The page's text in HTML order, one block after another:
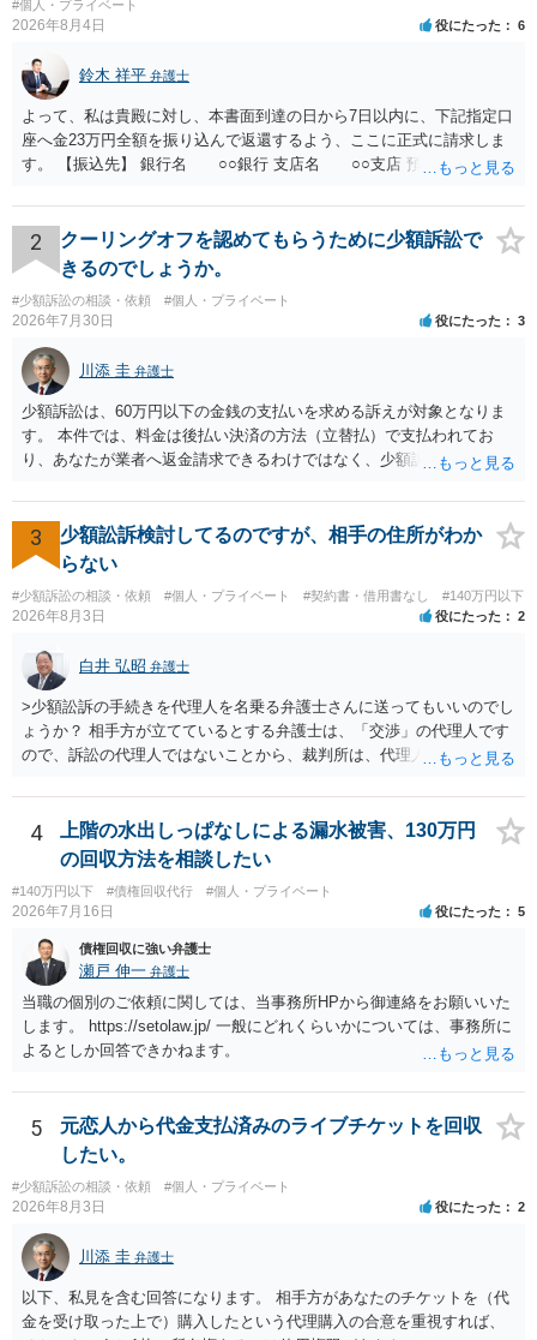
#個人・プライベート
2026年8月4日 役にたった 6
鈴木 祥平 弁護士
よって、私は貴殿に対し、本書面到達の日から7日以内に、下記指定口
座へ金23万円全額を振り込んで返還するよう、ここに正式に請求しま
す。 【振込先】 銀行名 ○○銀行 支店名 ○○支店 預金種別 普通
されない場合には、貴殿には任意に返金する意思がないものと判断
し、やむを得ず、返還金23万円及びこれに対する遅延損害金の支払い
を求める民事訴訟、支払督促その他必要な法的手続を直ちに講じま
す。 その際には、訴訟に要する費用その他法令上認められる金員につ
いても併せて請求する予定ですので、あらかじめ申し添えます。 本件
は、貴殿自らが契約を解約したことによって生じた返還義務の履行を
求めるものにすぎません。貴殿の仕入先との取引関係や返金時期など
の内部事情は、私に対する返還義務の発生や履行時期には何ら影響を
及ぼすものではありません。 これ以上、本件の解決を不必要に遅延さ
せることなく、誠意をもって速やかに返金手続を履行されるよう、強
く求めます。 以上
2
クーリングオフを認めてもらうために少額訴訟で
きるのでしょうか。
#少額訴訟の相談・依頼 #個人・プライベート
2026年7月30日 役にたった 3
川添 圭 弁護士
少額訴訟は、60万円以下の金銭の支払いを求める訴えが対象となりま
す。 本件では、料金は後払い決済の方法（立替払）で支払われてお
り、あなたが業者へ返金請求できるわけではなく、少額訴訟は使えな
在確認請求訴訟を提起することも考えられますが、まずは後払い決済
業者へ（原契約のクーリング・オフの証拠の写しとともに）支払拒絶
の通知書を送り、もし訴訟や支払督促を行ってきた場合には全面的に
争う、というやり方がベターではないかと思います。弁護士会の相談
センター等で、消費者問題に強い弁護士（消費者保護委員会に所属し
ているなど）へ相談されることをお勧めします。
3
少額訟訴検討してるのですが、相手の住所がわか
らない
#少額訴訟の相談・依頼 #個人・プライベート #契約書・借用書なし #140万円以下
2026年8月3日 役にたった 2
白井 弘昭 弁護士
>少額訟訴の手続きを代理人を名乗る弁護士さんに送ってもいいのでし
ょうか？ 相手方が立てているとする弁護士は、「交渉」の代理人です
ので、訴訟の代理人ではないことから、裁判所は、代理人宛ての訴状
ている場合は、相手方（被告）の住所で訴状を作成提出し、裁判所に
代理人が就いていたことを知らせると（訴状の記載内容から明らかな
場合も）、裁判所が当該代理人弁護士に事前連絡し、引き続き訴訟も
受任するかを聞いたうえで、受任の意志が明らかになったところで、
直接被告に送達するのではなく、代理人に訴状の受領を促すこともあ
ります。 ラインのやり取りでしか証拠がないと、実際の本人性が明ら
かではありません。もちろん弁護士（２０万円の請求で代理人弁護士
に委任するかも疑わしいのですが）も住所は明らかにしないでしょ
う。 何か本人を示す事実（振込先などの情報）から、相手の住所等の
情報を割り出していくしかないように思えます。 以上、ご参考まで。
4
上階の水出しっぱなしによる漏水被害、130万円
の回収方法を相談したい
#140万円以下 #債権回収代行 #個人・プライベート
2026年7月16日 役にたった 5
債権回収に強い弁護士
瀬戸 伸一 弁護士
当職の個別のご依頼に関しては、当事務所HPから御連絡をお願いいた
します。 https://setolaw.jp/ 一般にどれくらいかについては、事務所に
よるとしか回答できかねます。
5
元恋人から代金支払済みのライブチケットを回収
したい。
#少額訴訟の相談・依頼 #個人・プライベート
2026年8月3日 役にたった 2
川添 圭 弁護士
以下、私見を含む回答になります。 相手方があなたのチケットを（代
金を受け取った上で）購入したという代理購入の合意を重視すれば、